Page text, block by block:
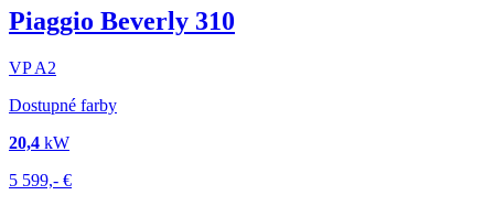
Piaggio Beverly 310
VPA2
Dostupné farby
20,4 kW
5 599,- €